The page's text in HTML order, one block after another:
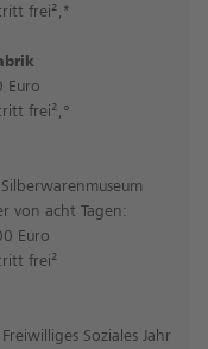
frei²,*
Euro
frei²,°
von acht Tagen:
Euro
frei²
Soziales Jahr